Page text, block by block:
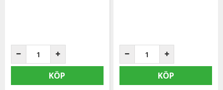
KÖP KÖP